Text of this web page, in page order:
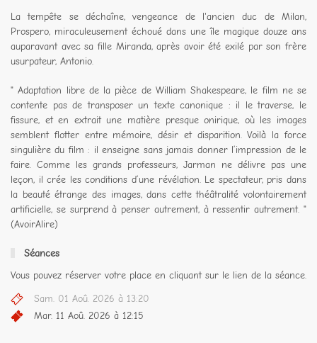
La tempête se déchaîne, vengeance de l'ancien duc de Milan,
Prospero, miraculeusement échoué dans une île magique douze ans
auparavant avec sa fille Miranda, après avoir été exilé par son frère
usurpateur, Antonio.
" Adaptation libre de la pièce de William Shakespeare, le film ne se
contente pas de transposer un texte canonique : il le traverse, le
fissure, et en extrait une matière presque onirique, où les images
semblent flotter entre mémoire, désir et disparition. Voilà la force
singulière du film : il enseigne sans jamais donner l’impression de le
faire. Comme les grands professeurs, Jarman ne délivre pas une
leçon, il crée les conditions d’une révélation. Le spectateur, pris dans
la beauté étrange des images, dans cette théâtralité volontairement
artificielle, se surprend à penser autrement, à ressentir autrement. "
(AvoirAlire)
Séances
Vous pouvez réserver votre place en cliquant sur le lien de la séance.
Sam. 01 Aoû. 2026 à 13:20
Mar. 11 Aoû. 2026 à 12:15